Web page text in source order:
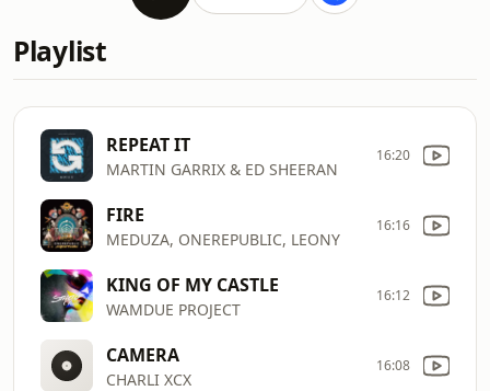
Playlist
REPEAT IT
MARTIN GARRIX & ED SHEERAN
16:20
FIRE
MEDUZA, ONEREPUBLIC, LEONY
16:16
KING OF MY CASTLE
WAMDUE PROJECT
16:12
CAMERA
CHARLI XCX
16:08